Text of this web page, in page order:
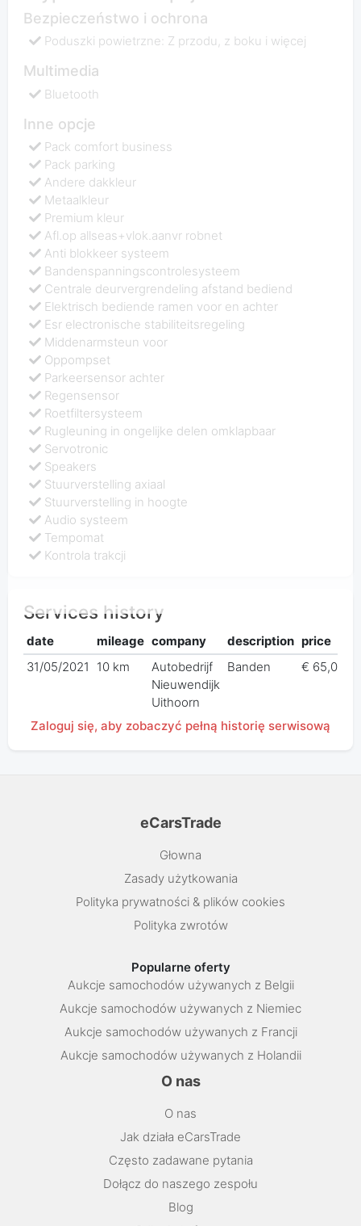
Bezpieczeństwo i ochrona
Poduszki powietrzne: Z przodu, z boku i więcej
Multimedia
Bluetooth
Inne opcje
Pack comfort business
Pack parking
Andere dakkleur
Metaalkleur
Premium kleur
Afl.op allseas+vlok.aanvr robnet
Anti blokkeer systeem
Bandenspanningscontrolesysteem
Centrale deurvergrendeling afstand bediend
Elektrisch bediende ramen voor en achter
Esr electronische stabiliteitsregeling
Middenarmsteun voor
Oppompset
Parkeersensor achter
Regensensor
Roetfiltersysteem
Rugleuning in ongelijke delen omklapbaar
Servotronic
Speakers
Stuurverstelling axiaal
Stuurverstelling in hoogte
Audio systeem
Tempomat
Kontrola trakcji
Services history
date mileage company description price
31/05/2021
10 km
Autobedrijf
Nieuwendijk
Uithoorn
Banden € 65,00
Zaloguj się, aby zobaczyć pełną historię serwisową
eCarsTrade
Głowna
Zasady użytkowania
Polityka prywatności & plików cookies
Polityka zwrotów
Popularne oferty
Aukcje samochodów używanych z Belgii
Aukcje samochodów używanych z Niemiec
Aukcje samochodów używanych z Francji
Aukcje samochodów używanych z Holandii
O nas
O nas
Jak działa eCarsTrade
Często zadawane pytania
Dołącz do naszego zespołu
Blog